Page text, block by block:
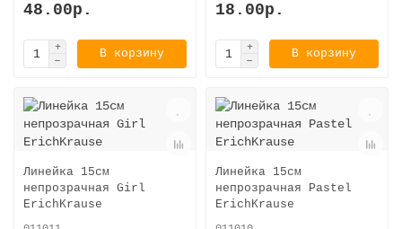
48.00р.
В корзину
18.00р.
В корзину
Линейка 15см
непрозрачная Girl
ErichKrause
Линейка 15см
непрозрачная Pastel
ErichKrause